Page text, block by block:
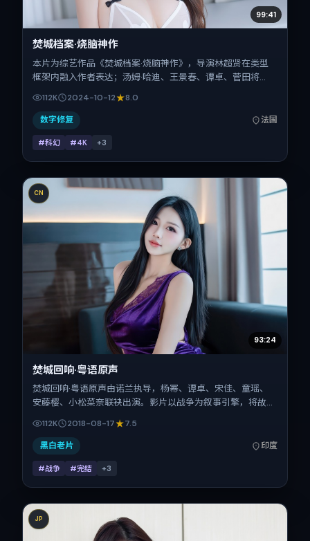
99:41
焚城档案·烧脑神作
本片为综艺作品《焚城档案·烧脑神作》，导演林超贤在类型
框架内融入作者表达；汤姆·哈迪、王景春、谭卓、菅田将
晖、段奕宏在片中承担多重关系线。故事类型为科幻，主拍摄
地与出品背景为法国。上映时间 2024年10月12日（公映登记
日 2024-10-12），全片132分钟，节奏张弛有度。
112K 2024-10-12 8.0
数字修复 法国
#科幻 #4K +3
CN
93:24
焚城回响·粤语原声
焚城回响·粤语原声由诺兰执导，杨幂、谭卓、宋佳、童瑶、
安藤樱、小松菜奈联袂出演。影片以战争为叙事引擎，将故事
2018年8月17日于印度首映（暑期档），片长93分钟，适合喜
欢强情节与细腻表演的观众。
112K 2018-08-17 7.5
黑白老片 印度
#战争 #完结 +3
JP